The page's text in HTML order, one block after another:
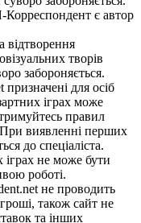
Корреспондент є автор
відтворення
творів
забороняється.
для осіб
іграх може
правил
При виявленні перших
до спеціаліста.
іграх не може бути
роботі.
не проводить
гроші, також сайт не
та інших